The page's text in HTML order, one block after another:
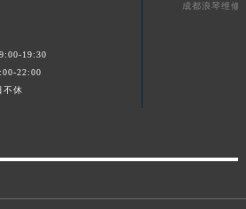
19:30
22:00
不休
成都浪琴维修